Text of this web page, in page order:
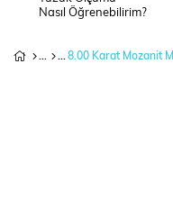
Nasıl Öğrenebilirim?
8.00 Karat Mozanit